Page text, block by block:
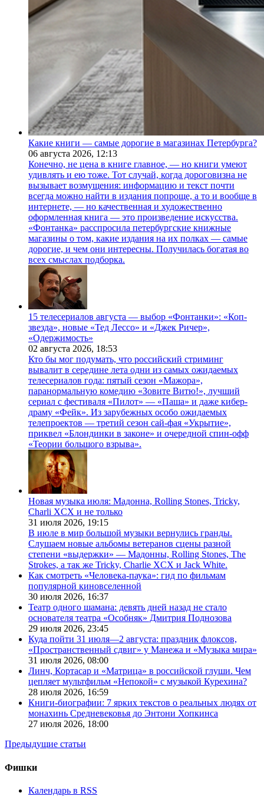
Какие книги — самые дорогие в магазинах Петербурга?
06 августа 2026, 12:13
Конечно, не цена в книге главное, — но книги умеют
удивлять и ею тоже. Тот случай, когда дороговизна не
вызывает возмущения: информацию и текст почти
всегда можно найти в издания попроще, а то и вообще в
интернете, — но качественная и художественно
оформленная книга — это произведение искусства.
«Фонтанка» расспросила петербургские книжные
магазины о том, какие издания на их полках — самые
дорогие, и чем они интересны. Получилась богатая во
всех смыслах подборка.
15 телесериалов августа — выбор «Фонтанки»: «Коп-
звезда», новые «Тед Лессо» и «Джек Ричер»,
«Одержимость»
02 августа 2026, 18:53
Кто бы мог подумать, что российский стриминг
вывалит в середине лета одни из самых ожидаемых
телесериалов года: пятый сезон «Мажора»,
паранормальную комедию «Зовите Витю!», лучший
сериал с фестиваля «Пилот» — «Паша» и даже кибер-
драму «Фейк». Из зарубежных особо ожидаемых
телепроектов — третий сезон сай-фая «Укрытие»,
приквел «Блондинки в законе» и очередной спин-офф
«Теории большого взрыва».
Новая музыка июля: Мадонна, Rolling Stones, Tricky,
Charli XCX и не только
31 июля 2026, 19:15
В июле в мир большой музыки вернулись гранды.
Слушаем новые альбомы ветеранов сцены разной
степени «выдержки» — Мадонны, Rolling Stones, The
Strokes, а так же Tricky, Charlie XCX и Jack White.
Как смотреть «Человека-паука»: гид по фильмам
популярной киновселенной
30 июля 2026, 16:37
Театр одного шамана: девять дней назад не стало
основателя театра «Особняк» Дмитрия Поднозова
29 июля 2026, 23:45
Куда пойти 31 июля—2 августа: праздник флоксов,
«Пространственный сдвиг» у Манежа и «Музыка мира»
31 июля 2026, 08:00
Линч, Кортасар и «Матрица» в российской глуши. Чем
цепляет мультфильм «Непокой» с музыкой Курехина?
28 июля 2026, 16:59
Книги-биографии: 7 ярких текстов о реальных людях от
монахинь Средневековья до Энтони Хопкинса
27 июля 2026, 18:00
Предыдущие статьи
Фишки
Календарь в RSS